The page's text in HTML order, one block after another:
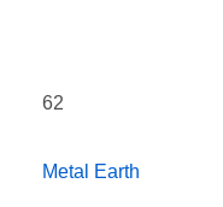
62
Metal Earth